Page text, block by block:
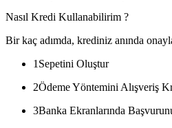
Nasıl Kredi Kullanabilirim ?
Bir kaç adımda, krediniz anında
1 Sepetini Oluştur
2Ödeme Yöntemini Alışveriş
3Banka Ekranlarında